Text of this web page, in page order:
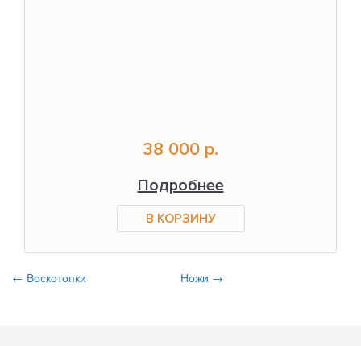
38 000 р.
Подробнее
← Воскотопки Ножи →